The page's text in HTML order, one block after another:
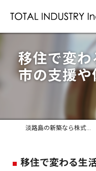
移住で変
市の支援や
淡路島の新築なら株式会社トータルインダストリー
移住で変わる生